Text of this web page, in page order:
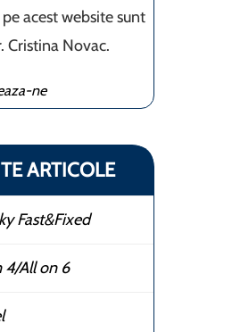
acest website sunt
Cristina Novac.
ne
ARTICOLE
Fast&Fixed
4/All on 6